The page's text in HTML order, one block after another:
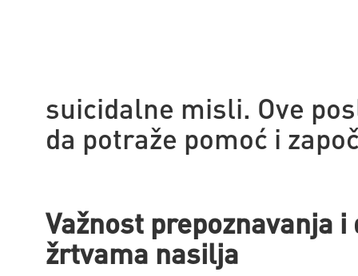
suicidalne misli. Ove
da potraže pomoć i
Važnost prepoznavanja
žrtvama nasilja